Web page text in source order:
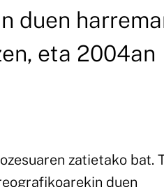
duen
eta 2004an
zatietako bat.
duen